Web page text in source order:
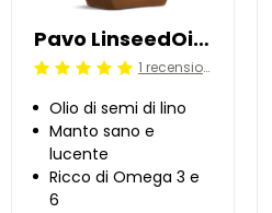
Pavo LinseedOil 5 l
Beoordeling: 5/5 1 recensioni
Olio di semi di lino
Manto sano e
lucente
Ricco di Omega 3 e
6